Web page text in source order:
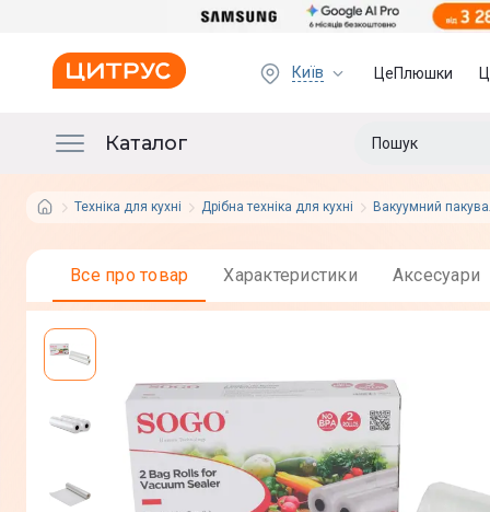
Київ ЦеПлюшки
Каталог
Техніка для кухні Дрібна техніка для кухні Вакуумний
Все про товар Характеристики Аксесуари